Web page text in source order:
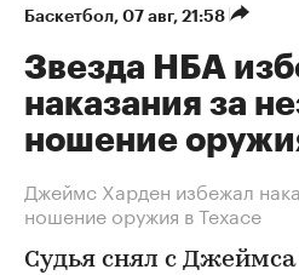
Баскетбол⁠, 07 авг, 21:58
Звезда НБА
наказания за
ношение
Джеймс Харден избежал
ношение оружия в Техасе
Судья снял с